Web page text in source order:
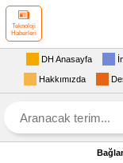
Teknoloji
Haberleri
DH Anasayfa
Hakkımızda